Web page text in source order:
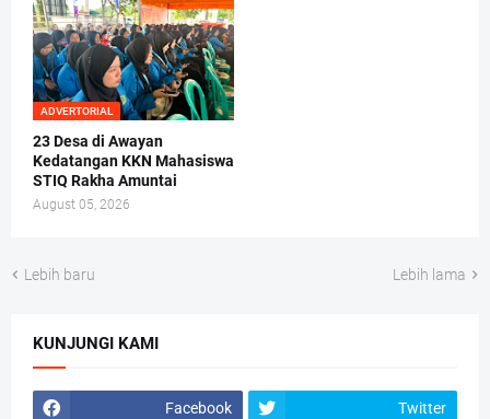
ADVERTORIAL
23 Desa di Awayan
Kedatangan KKN Mahasiswa
STIQ Rakha Amuntai
August 05, 2026
Lebih baru Lebih lama
KUNJUNGI KAMI
Facebook Twitter